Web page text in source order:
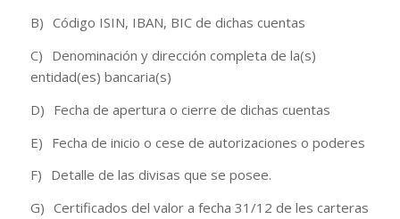
B) Código ISIN, IBAN, BIC de dichas cuentas
C) Denominación y dirección completa de la(s)
entidad(es) bancaria(s)
D) Fecha de apertura o cierre de dichas cuentas
E) Fecha de inicio o cese de autorizaciones o poderes
F) Detalle de las divisas que se posee.
G) Certificados del valor a fecha 31/12 de les carteras